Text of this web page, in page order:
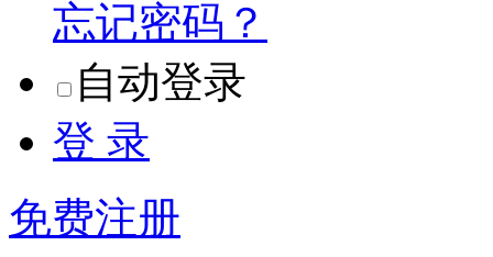
忘记密码？
自动登录
登 录
免费注册